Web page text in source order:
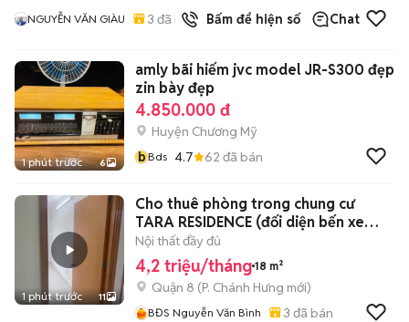
NGUYỄN VĂN GIÀU 3 đã bán Bấm để hiện số Chat
1 phút trước 6
amly bãi hiếm jvc model JR-S300 đẹp
zin bày đẹp
4.850.000 đ
Huyện Chương Mỹ
bBds 4.7 62 đã bán
1 phút trước 11
Cho thuê phòng trong chung cư
TARA RESIDENCE (đối diện bến xe
Q8)
Nội thất đầy đủ
4,2 triệu/tháng 18 m²
Quận 8 (P. Chánh Hưng mới)
BĐS Nguyễn Văn Bình 3 đã bán